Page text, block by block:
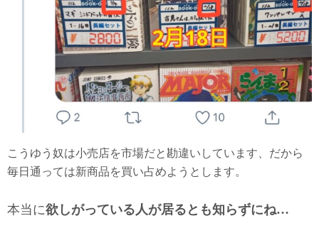
こうゆう奴は小売店を市場だと勘違いしています、だから
毎日通っては新商品を買い占めようとします。
本当に欲しがっている人が居るとも知らずにね…